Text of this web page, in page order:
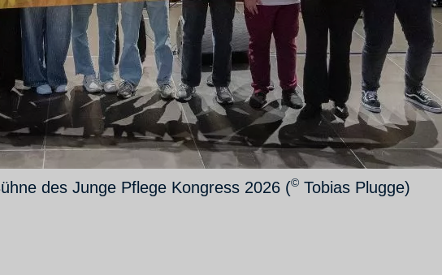
des Junge Pflege Kongress 2026 (© Tobias Plugge)